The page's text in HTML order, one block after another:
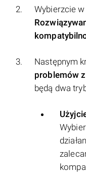
Wybierzcie
Następnym
problemów
będą dwa